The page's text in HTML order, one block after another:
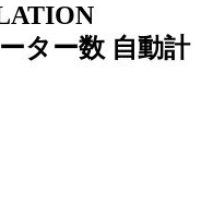
ター数 自動計